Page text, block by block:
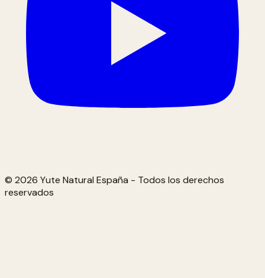
© 2026 Yute Natural España - Todos los derechos
reservados